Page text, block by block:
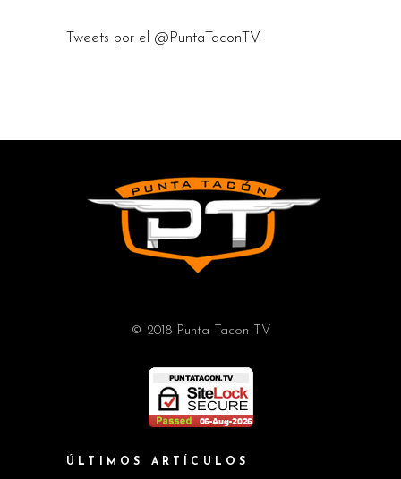
Tweets por el @PuntaTaconTV.
© 2018 Punta Tacon TV
ÚLTIMOS ARTÍCULOS